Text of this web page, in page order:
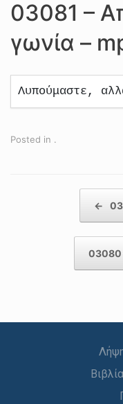
03081 –
γωνία –
Λυπούμαστε,
Posted in .
←
03080